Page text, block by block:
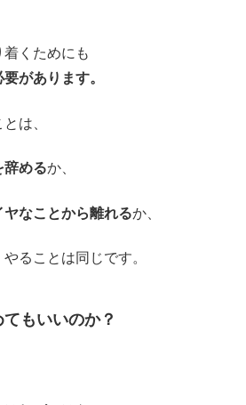
くためにも
があります。
は、
辞めるか、
なことから離れるか、
ることは同じです。
もいいのか？